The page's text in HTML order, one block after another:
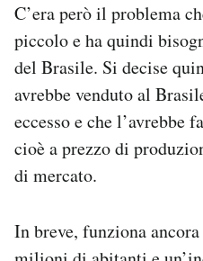
C’era però il problema
piccolo e ha quindi
del Brasile. Si decise
avrebbe venduto al
eccesso e che l’avrebbe
cioè a prezzo di
di mercato.
In breve, funziona